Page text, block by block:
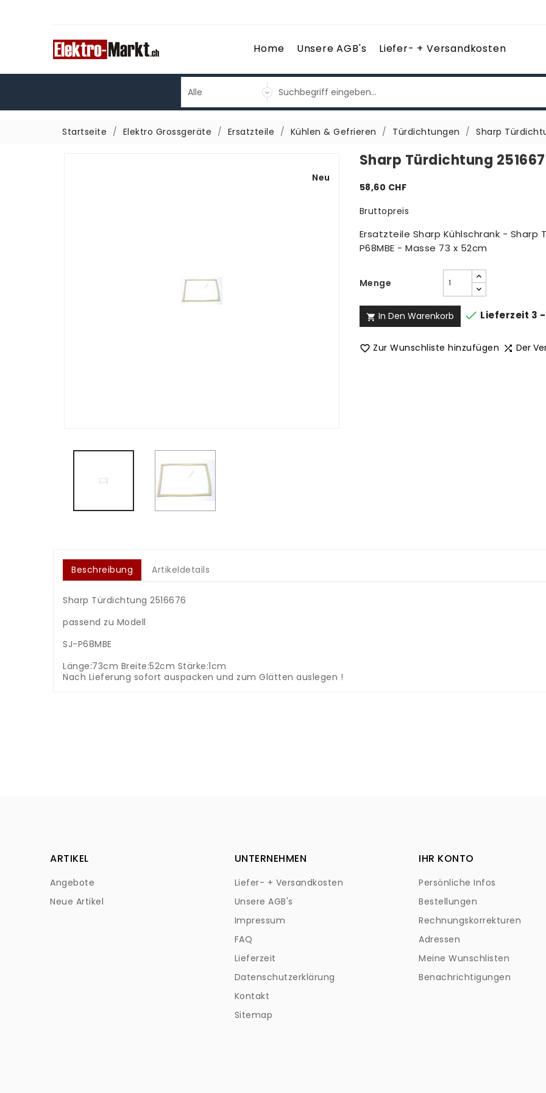
Home Unsere AGB's Liefer- + Versandkosten
Startseite Elektro Grossgeräte Ersatzteile Kühlen & Gefrieren Türdichtungen Sharp
Neu
Sharp Türdichtung
58,60 CHF
Bruttopreis
Ersatzteile Sharp Kühlschrank - Sharp
P68MBE - Masse 73 x 52cm
Menge
 In Den Warenkorb  Lieferzeit 3
 Zur Wunschliste hinzufügen  Der
Beschreibung Artikeldetails
Sharp Türdichtung 2516676
passend zu Modell
SJ-P68MBE
Länge:73cm Breite:52cm Stärke:1cm
Nach Lieferung sofort auspacken und zum Glätten auslegen !
ARTIKEL
Angebote
Neue Artikel
UNTERNEHMEN
Liefer- + Versandkosten
Unsere AGB's
Impressum
FAQ
Lieferzeit
Datenschutzerklärung
Kontakt
Sitemap
IHR KONTO
Persönliche Infos
Bestellungen
Rechnungskorrekturen
Adressen
Meine Wunschlisten
Benachrichtigungen